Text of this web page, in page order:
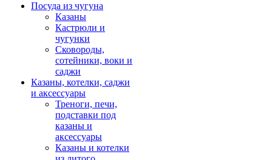
Посуда из чугуна
Казаны
Кастрюли и
чугунки
Сковороды,
сотейники, воки и
саджи
Казаны, котелки, саджи
и аксессуары
Треноги, печи,
подставки под
казаны и
аксессуары
Казаны и котелки